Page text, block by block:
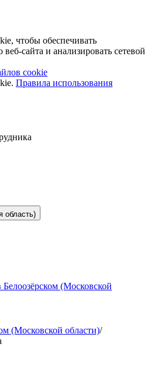
чтобы обеспечивать
сайта и анализировать сетевой
cookie
Правила использования
область)
(Московской
(Московской области)/